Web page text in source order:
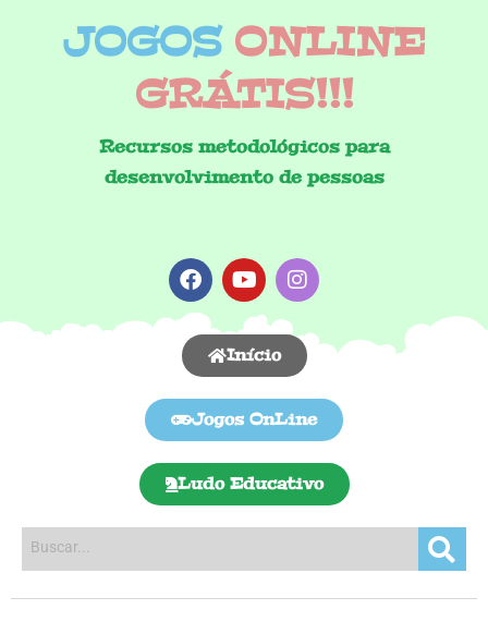
JOGOS ONLINE
GRÁTIS!!!
Recursos metodológicos para
desenvolvimento de pessoas
Início
Jogos OnLine
Ludo Educativo